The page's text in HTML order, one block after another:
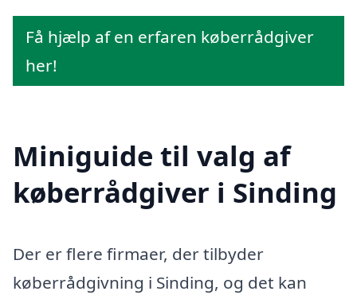
Få hjælp af en erfaren køberrådgiver
her!
Miniguide til valg af
køberrådgiver i Sinding
Der er flere firmaer, der tilbyder
køberrådgivning i Sinding, og det kan